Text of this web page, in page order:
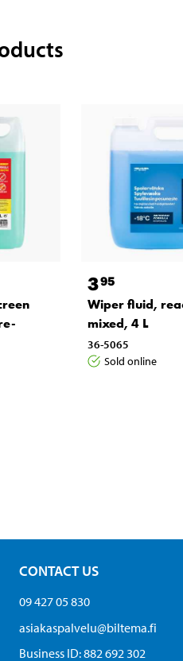
395
Wiper fluid,
mixed, 4 L
36-5065
Sold online
CONTACT US
09 427 05 830
asiakaspalvelu@biltema.fi
Business ID:​ 882 692 302